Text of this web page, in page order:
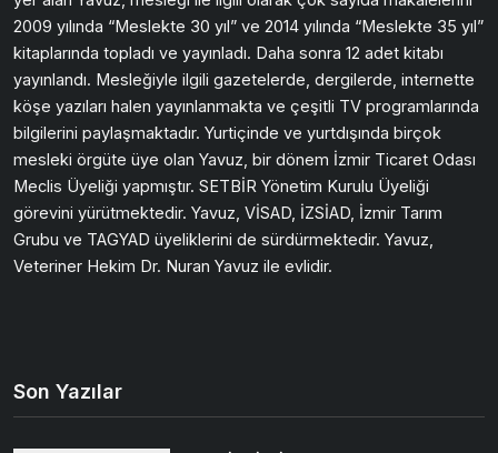
2009 yılında “Meslekte 30 yıl” ve 2014 yılında “Meslekte 35 yıl”
kitaplarında topladı ve yayınladı. Daha sonra 12 adet kitabı
yayınlandı. Mesleğiyle ilgili gazetelerde, dergilerde, internette
köşe yazıları halen yayınlanmakta ve çeşitli TV programlarında
bilgilerini paylaşmaktadır. Yurtiçinde ve yurtdışında birçok
mesleki örgüte üye olan Yavuz, bir dönem İzmir Ticaret Odası
Meclis Üyeliği yapmıştır. SETBİR Yönetim Kurulu Üyeliği
görevini yürütmektedir. Yavuz, VİSAD, İZSİAD, İzmir Tarım
Grubu ve TAGYAD üyeliklerini de sürdürmektedir. Yavuz,
Veteriner Hekim Dr. Nuran Yavuz ile evlidir.
Son Yazılar